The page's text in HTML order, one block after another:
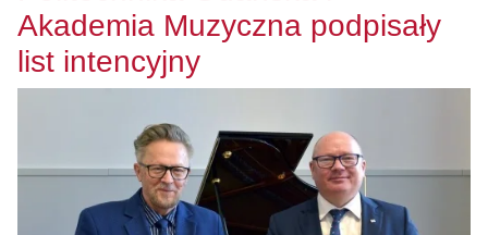
Akademia Muzyczna podpisały
list intencyjny